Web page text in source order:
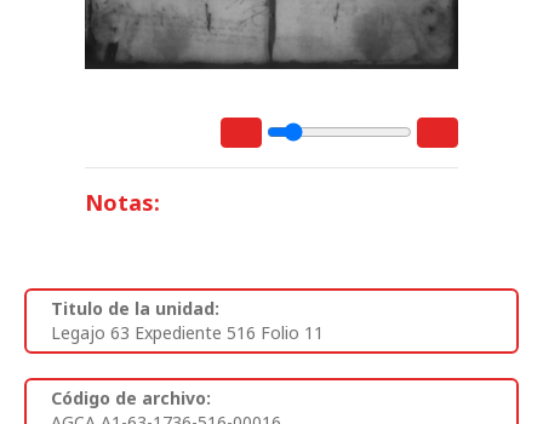
Notas:
Titulo de la unidad:
Legajo 63 Expediente 516 Folio 11
Código de archivo: